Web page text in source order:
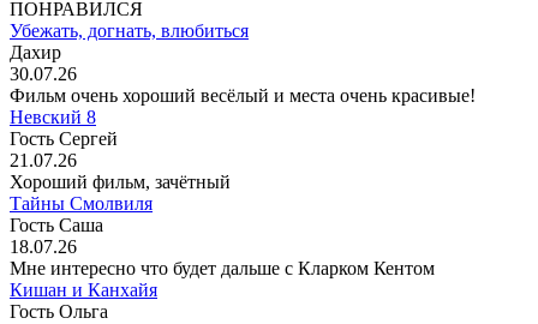
ПОНРАВИЛСЯ
Убежать, догнать, влюбиться
Дахир
30.07.26
Фильм очень хороший весёлый и места очень красивые!
Невский 8
Гость Сергей
21.07.26
Хороший фильм, зачётный
Тайны Смолвиля
Гость Саша
18.07.26
Мне интересно что будет дальше с Кларком Кентом
Кишан и Канхайя
Гость Ольга